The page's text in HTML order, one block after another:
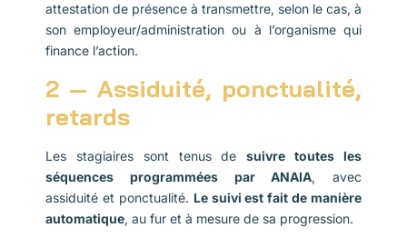
attestation de présence à transmettre, selon le cas, à
son employeur/administration ou à l’organisme qui
finance l’action.
2 — Assiduité, ponctualité,
retards
Les stagiaires sont tenus desuivre toutes les
séquences programmées par ANAIA, avec
assiduité et ponctualité. Le suivi est fait de manière
automatique, au fur et à mesure de sa progression.